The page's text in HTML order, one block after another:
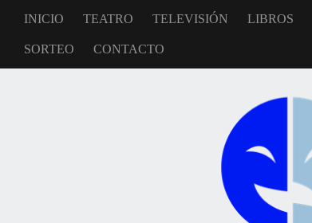
INICIO TEATRO TELEVISIÓN LIBROS
SORTEO CONTACTO